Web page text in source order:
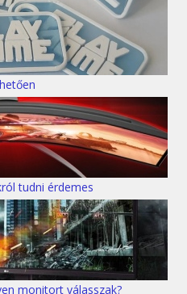
tudni érdemes
monitort válasszak?